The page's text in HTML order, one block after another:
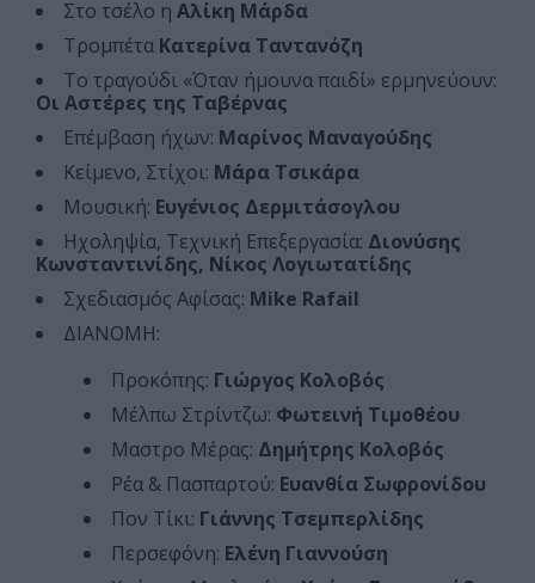
Στο τσέλο η Αλίκη Μάρδα
Τρομπέτα Κατερίνα Ταντανόζη
Το τραγούδι «Όταν ήμουνα παιδί» ερμηνεύουν:
Οι Αστέρες της Ταβέρνας
Επέμβαση ήχων: Μαρίνος Μαναγούδης
Κείμενο, Στίχοι: Μάρα Τσικάρα
Μουσική: Ευγένιος Δερμιτάσογλου
Ηχοληψία, Τεχνική Επεξεργασία: Διονύσης
Κωνσταντινίδης, Νίκος Λογιωτατίδης
Σχεδιασμός Αφίσας: Mike Rafail
ΔΙΑΝΟΜΗ:
Προκόπης: Γιώργος Κολοβός
Μέλπω Στρίντζω: Φωτεινή Τιμοθέου
Μαστρο Μέρας: Δημήτρης Κολοβός
Ρέα & Πασπαρτού: Ευανθία Σωφρονίδου
Πον Τίκι: Γιάννης Τσεμπερλίδης
Περσεφόνη: Ελένη Γιαννούση